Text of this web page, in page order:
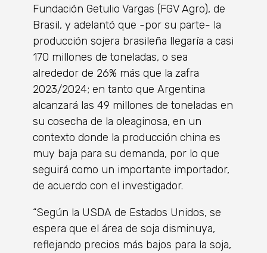
Fundación Getulio Vargas (FGV Agro), de
Brasil, y adelantó que -por su parte- la
producción sojera brasileña llegaría a casi
170 millones de toneladas, o sea
alrededor de 26% más que la zafra
2023/2024; en tanto que Argentina
alcanzará las 49 millones de toneladas en
su cosecha de la oleaginosa, en un
contexto donde la producción china es
muy baja para su demanda, por lo que
seguirá como un importante importador,
de acuerdo con el investigador.
“Según la USDA de Estados Unidos, se
espera que el área de soja disminuya,
reflejando precios más bajos para la soja,